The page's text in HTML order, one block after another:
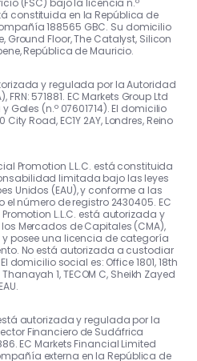
(FSC) bajo la licencia n.º
constituida en la República de
188565 GBC. Su domicilio
Ground Floor, The Catalyst, Silicon
República de Mauricio.
y regulada por la Autoridad
571881. EC Markets Group Ltd
(n.º 07601714). El domicilio
Road, EC1Y 2AY, Londres, Reino
Promotion L.L.C. está constituida
limitada bajo las leyes
Unidos (EAU), y conforme a las
el número de registro 2430405. EC
L.L.C. está autorizada y
Mercados de Capitales (CMA),
y posee una licencia de categoría
No está autorizada a custodiar
domicilio social es: Office 1801, 18th
1, TECOM C, Sheikh Zayed
autorizada y regulada por la
Financiero de Sudáfrica
EC Markets Financial Limited
externa en la República de